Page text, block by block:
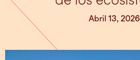
Abril 13, 2026